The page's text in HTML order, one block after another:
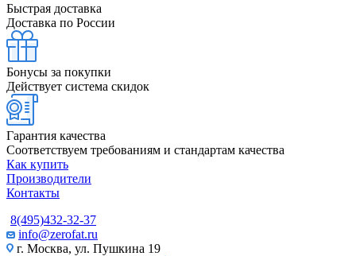
Быстрая доставка
Доставка по России
Бонусы за покупки
Действует система скидок
Гарантия качества
Соответствуем требованиям и стандартам качества
Как купить
Производители
Контакты
8(495)432-32-37
info@zerofat.ru
г. Москва, ул. Пушкина 19